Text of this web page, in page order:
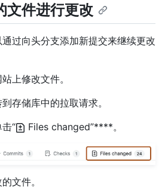
文件进行更改
过向头分支添加新提交来继续更改
上修改文件。
存储库中的拉取请求。
“
Files changed”****。
文件。